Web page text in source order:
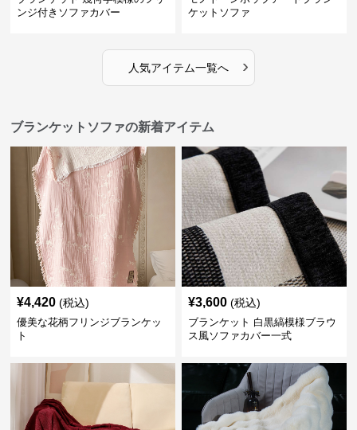
ンジ付きソファカバー
ケットソファ
人気アイテム一覧へ ›
ブランケットソファの新着アイテム
¥4,420 (税込)
優美な花柄フリンジブランケッ
ト
¥3,600 (税込)
ブランケット 白黒縞模様ブラウ
ス風ソファカバー一式